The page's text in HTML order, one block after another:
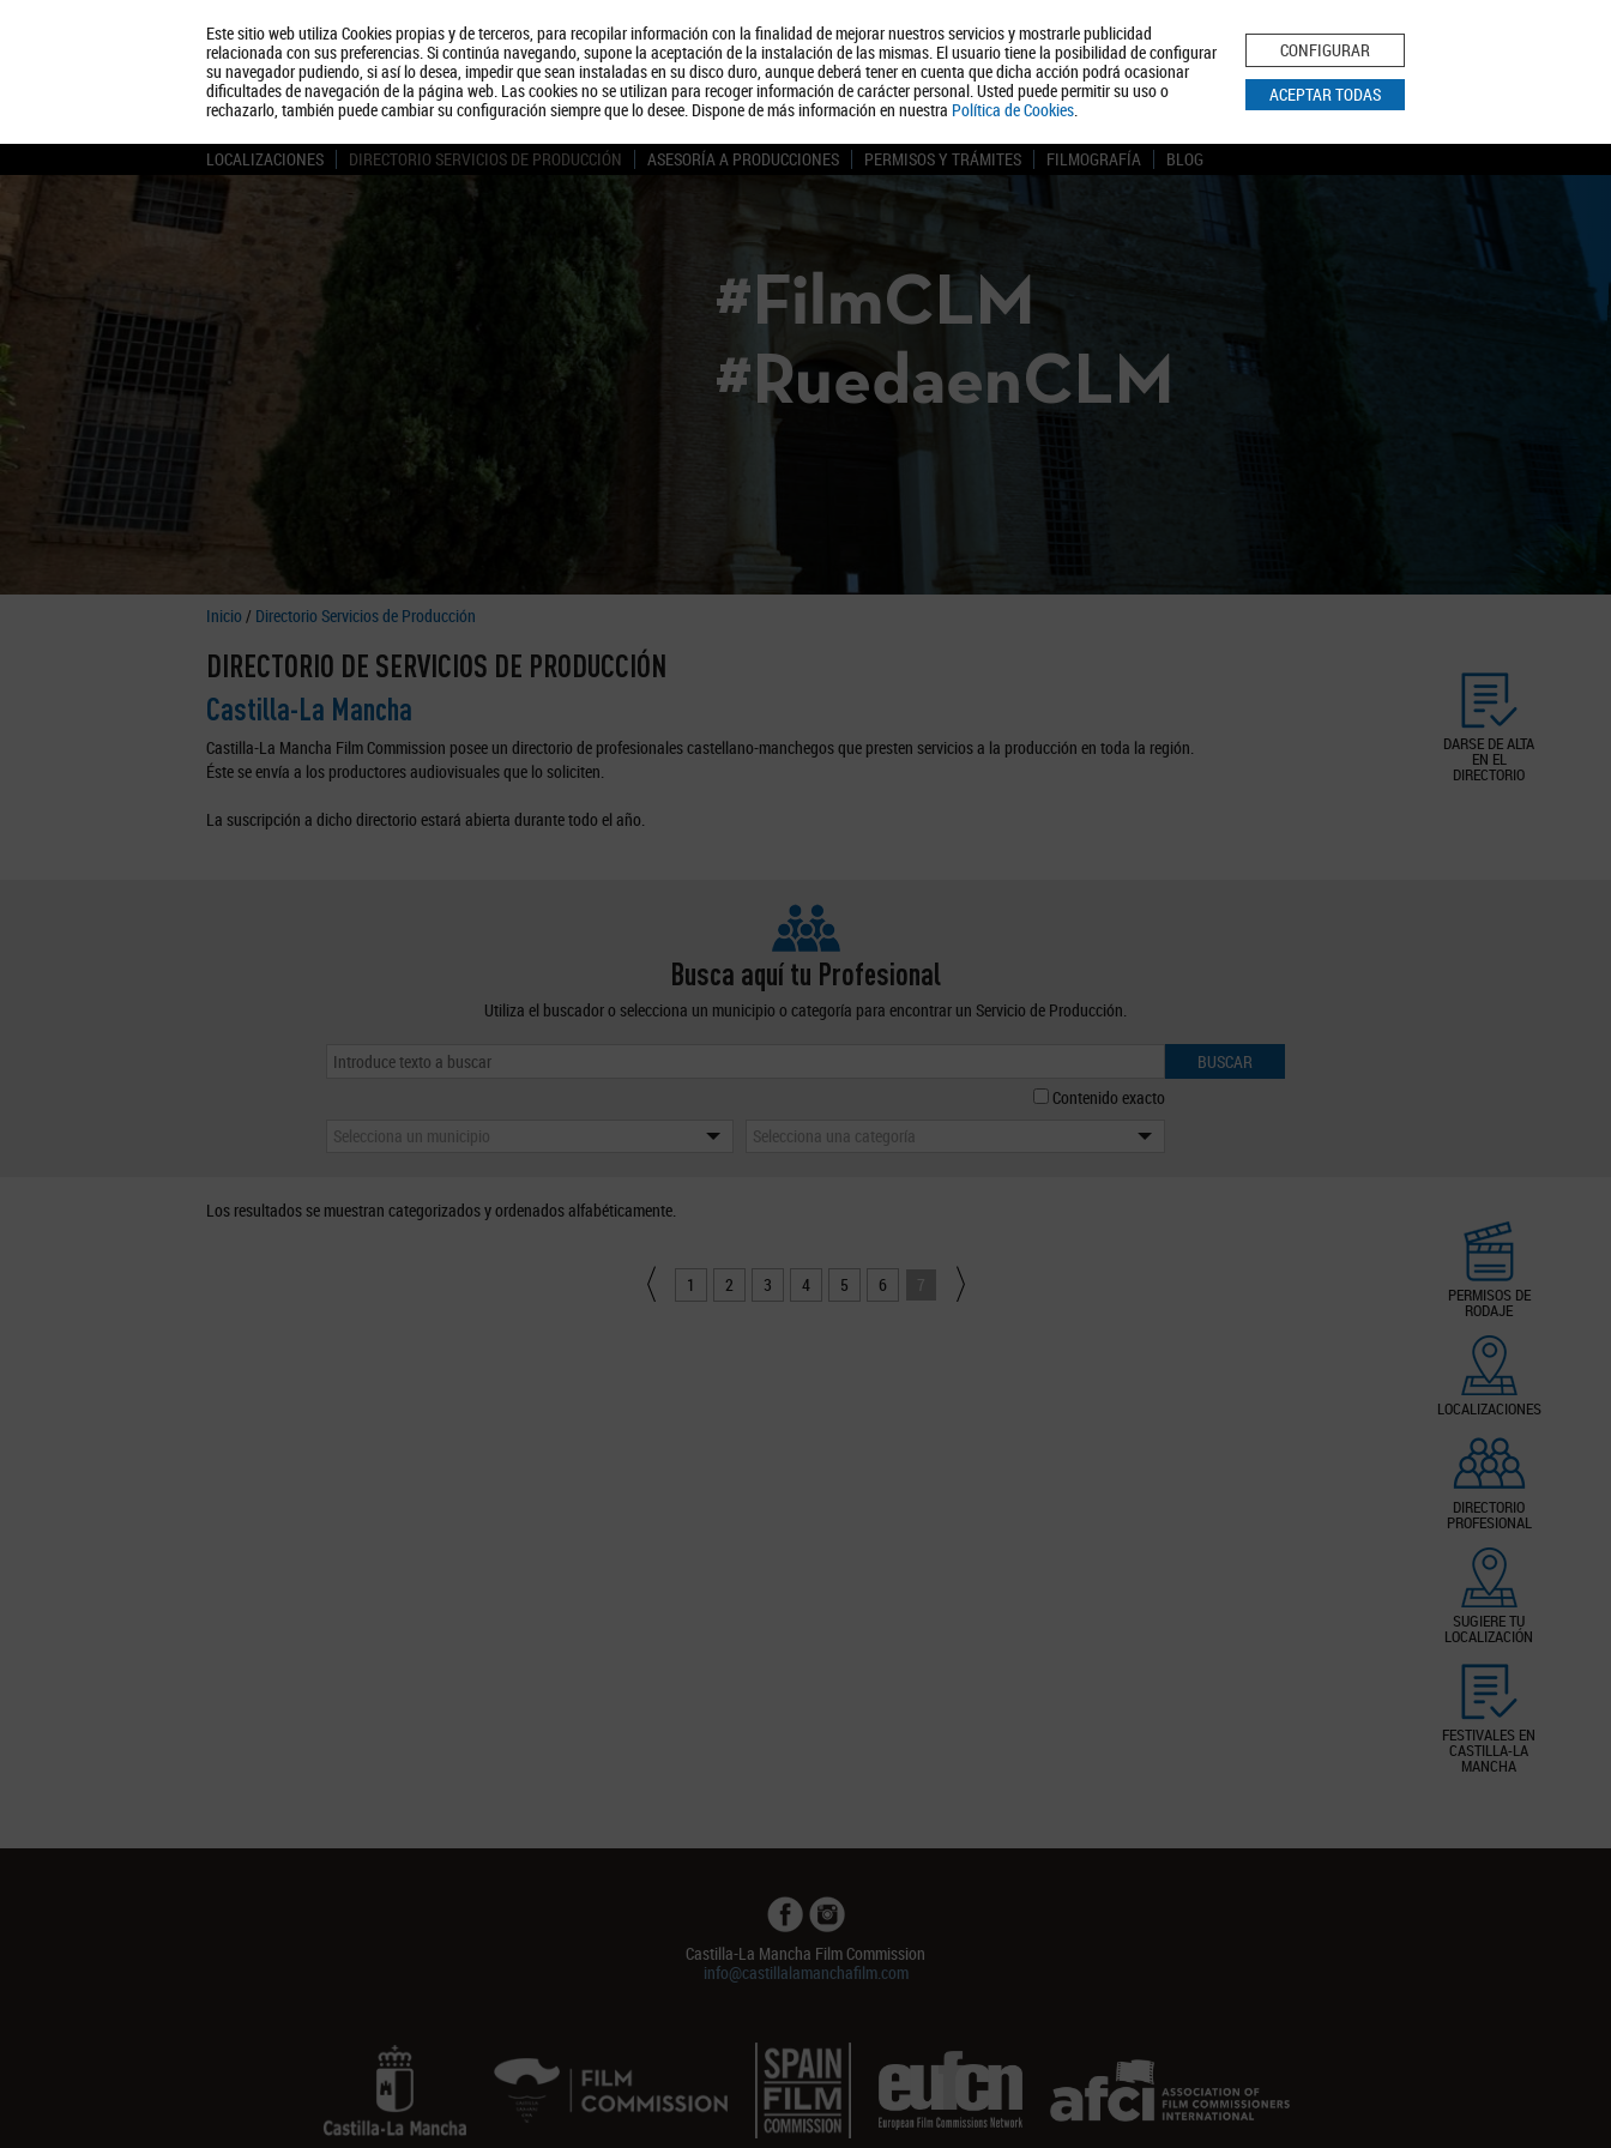
Este sitio web utiliza Cookies propias y de terceros, para recopilar información con la finalidad de mejorar nuestros servicios y mostrarle publicidad
relacionada con sus preferencias. Si continúa navegando, supone la aceptación de la instalación de las mismas. El usuario tiene la posibilidad de configurar
su navegador pudiendo, si así lo desea, impedir que sean instaladas en su disco duro, aunque deberá tener en cuenta que dicha acción podrá ocasionar
dificultades de navegación de la página web. Las cookies no se utilizan para recoger información de carácter personal. Usted puede permitir su uso o
rechazarlo, también puede cambiar su configuración siempre que lo desee. Dispone de más información en nuestra Política de Cookies.
CONFIGURAR
ACEPTAR TODAS
Quiénes somos Turismo Política de Privacidad Aviso Legal Política de Cookies
BUSCAR
LOCALIZACIONES DIRECTORIO SERVICIOS DE PRODUCCIÓN ASESORÍA A PRODUCCIONES PERMISOS Y TRÁMITES FILMOGRAFÍA BLOG
#FilmCLM
#RuedaenCLM
Inicio / Directorio Servicios de Producción
DARSE DE ALTA
EN EL
DIRECTORIO
DIRECTORIO DE SERVICIOS DE PRODUCCIÓN
Castilla-La Mancha
Castilla-La Mancha Film Commission posee un directorio de profesionales castellano-manchegos que presten servicios a la producción en toda la región.
Éste se envía a los productores audiovisuales que lo soliciten.
La suscripción a dicho directorio estará abierta durante todo el año.
Busca aquí tu Profesional
Utiliza el buscador o selecciona un municipio o categoría para encontrar un Servicio de Producción.
BUSCAR
Contenido exacto
Selecciona un municipio
Selecciona una categoría
PERMISOS DE
RODAJE
LOCALIZACIONES
DIRECTORIO
PROFESIONAL
SUGIERE TU
LOCALIZACIÓN
FESTIVALES EN
CASTILLA-LA
MANCHA
Los resultados se muestran categorizados y ordenados alfabéticamente.
1 2 3 4 5 6 7
Castilla-La Mancha Film Commission
info@castillalamanchafilm.com